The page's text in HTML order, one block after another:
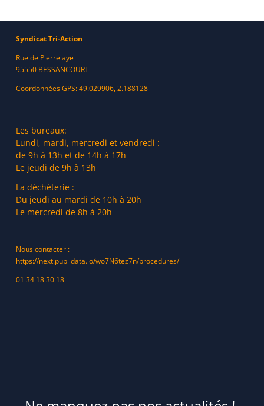
Syndicat Tri-Action
Rue de Pierrelaye
95550 BESSANCOURT
Coordonnées GPS: 49.029906, 2.188128
Les bureaux:
Lundi, mardi, mercredi et vendredi :
de 9h à 13h et de 14h à 17h
Le jeudi de 9h à 13h
La déchèterie :
Du jeudi au mardi de 10h à 20h
Le mercredi de 8h à 20h
Nous contacter :
https://next.publidata.io/wo7N6tez7n/procedures/
01 34 18 30 18